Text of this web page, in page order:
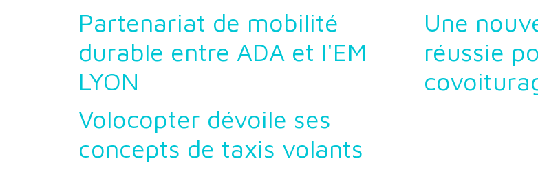
Partenariat de mobilité
durable entre ADA et l'EM
LYON
Une
réussie
Volocopter dévoile ses
concepts de taxis volants